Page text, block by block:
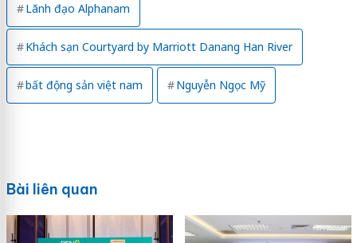
Lãnh đạo Alphanam
Khách sạn Courtyard by Marriott Danang Han River
bất động sản việt nam Nguyễn Ngọc Mỹ
Bài liên quan